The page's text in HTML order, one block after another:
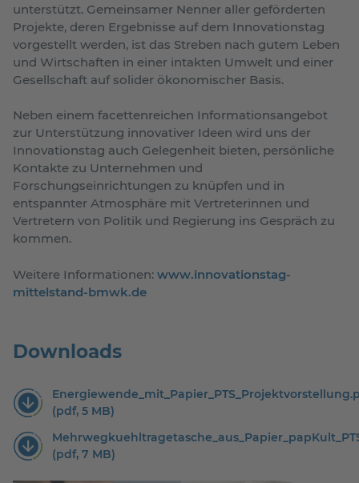
unterstützt. Gemeinsamer Nenner aller geförderten
Projekte, deren Ergebnisse auf dem Innovationstag
vorgestellt werden, ist das Streben nach gutem Leben
und Wirtschaften in einer intakten Umwelt und einer
Gesellschaft auf solider ökonomischer Basis.
Neben einem facettenreichen Informationsangebot
zur Unterstützung innovativer Ideen wird uns der
Innovationstag auch Gelegenheit bieten, persönliche
Kontakte zu Unternehmen und
Forschungseinrichtungen zu knüpfen und in
entspannter Atmosphäre mit Vertreterinnen und
Vertretern von Politik und Regierung ins Gespräch zu
kommen.
Weitere Informationen: www.innovationstag-
mittelstand-bmwk.de
Downloads
(pdf, 5 MB)
(pdf, 7 MB)